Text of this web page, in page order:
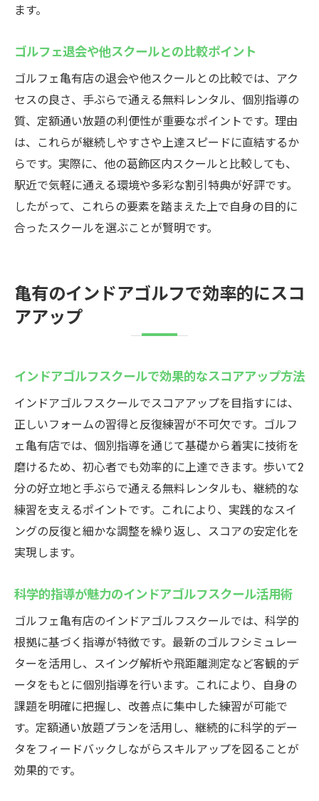
ます。
ゴルフェ退会や他スクールとの比較ポイント
ゴルフェ亀有店の退会や他スクールとの比較では、アク
セスの良さ、手ぶらで通える無料レンタル、個別指導の
質、定額通い放題の利便性が重要なポイントです。理由
は、これらが継続しやすさや上達スピードに直結するか
らです。実際に、他の葛飾区内スクールと比較しても、
駅近で気軽に通える環境や多彩な割引特典が好評です。
したがって、これらの要素を踏まえた上で自身の目的に
合ったスクールを選ぶことが賢明です。
亀有のインドアゴルフで効率的にスコ
アアップ
インドアゴルフスクールで効果的なスコアアップ方法
インドアゴルフスクールでスコアアップを目指すには、
正しいフォームの習得と反復練習が不可欠です。ゴルフ
ェ亀有店では、個別指導を通じて基礎から着実に技術を
磨けるため、初心者でも効率的に上達できます。歩いて2
分の好立地と手ぶらで通える無料レンタルも、継続的な
練習を支えるポイントです。これにより、実践的なスイ
ングの反復と細かな調整を繰り返し、スコアの安定化を
実現します。
科学的指導が魅力のインドアゴルフスクール活用術
ゴルフェ亀有店のインドアゴルフスクールでは、科学的
根拠に基づく指導が特徴です。最新のゴルフシミュレー
ターを活用し、スイング解析や飛距離測定など客観的デ
ータをもとに個別指導を行います。これにより、自身の
課題を明確に把握し、改善点に集中した練習が可能で
す。定額通い放題プランを活用し、継続的に科学的デー
タをフィードバックしながらスキルアップを図ることが
効果的です。